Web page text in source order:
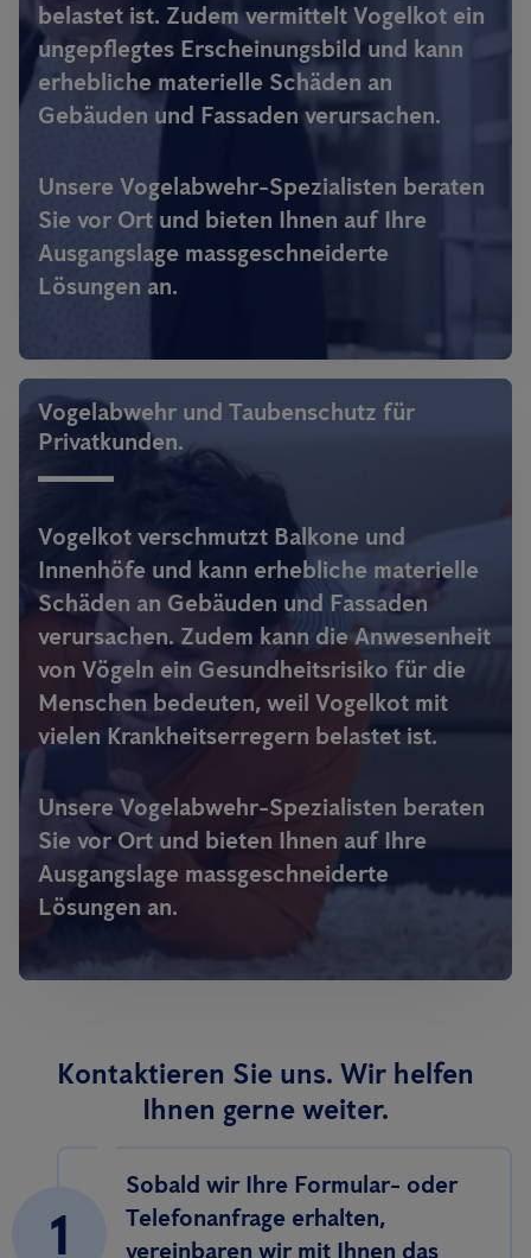
belastet ist. Zudem vermittelt Vogelkot ein
ungepflegtes Erscheinungsbild und kann
erhebliche materielle Schäden an
Gebäuden und Fassaden verursachen.
Unsere Vogelabwehr-Spezialisten beraten
Sie vor Ort und bieten Ihnen auf Ihre
Ausgangslage massgeschneiderte
Lösungen an.
Vogelabwehr und Taubenschutz für
Privatkunden.
Vogelkot verschmutzt Balkone und
Innenhöfe und kann erhebliche materielle
Schäden an Gebäuden und Fassaden
verursachen. Zudem kann die Anwesenheit
von Vögeln ein Gesundheitsrisiko für die
Menschen bedeuten, weil Vogelkot mit
vielen Krankheitserregern belastet ist.
Unsere Vogelabwehr-Spezialisten beraten
Sie vor Ort und bieten Ihnen auf Ihre
Ausgangslage massgeschneiderte
Lösungen an.
Kontaktieren Sie uns. Wir helfen
Ihnen gerne weiter.
1
Sobald wir Ihre Formular- oder
Telefonanfrage erhalten,
vereinbaren wir mit Ihnen das